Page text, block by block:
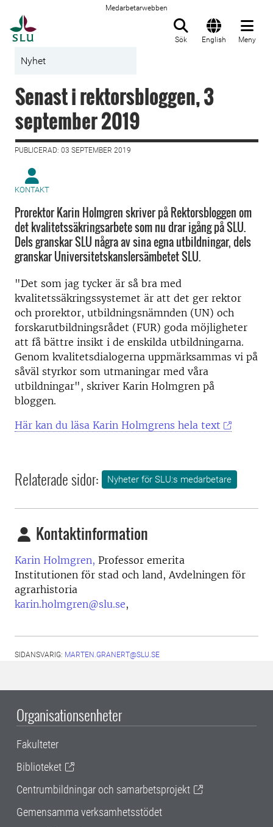
Medarbetarwebben
Sök English Meny
Nyhet
Senast i rektorsbloggen, 3
september 2019
PUBLICERAD: 03 SEPTEMBER 2019
KONTAKT
Prorektor Karin Holmgren skriver på Rektorsbloggen om
det kvalitetssäkringsarbete som nu drar igång på SLU.
Dels granskar SLU några av sina egna utbildningar, dels
granskar Universitetskanslersämbetet SLU.
"Det som jag tycker är så bra med
kvalitetssäkringssystemet är att det ger rektor
och prorektor, utbildningsnämnden (UN) och
forskarutbildningsrådet (FUR) goda möjligheter
att få bättre insikt i de enskilda utbildningarna.
Genom kvalitetsdialogerna uppmärksammas vi på
såväl styrkor som utmaningar med våra
utbildningar", skriver Karin Holmgren på
bloggen.
Här kan du läsa Karin Holmgrens hela text
Relaterade sidor: Nyheter för SLU:s medarbetare
Kontaktinformation
Karin Holmgren, Professor emerita
Institutionen för stad och land, Avdelningen för
agrarhistoria
karin.holmgren@slu.se,
SIDANSVARIG: MARTEN.GRANERT@SLU.SE
Organisationsenheter
Fakulteter
Biblioteket
Centrumbildningar och samarbetsprojekt
Gemensamma verksamhetsstödet